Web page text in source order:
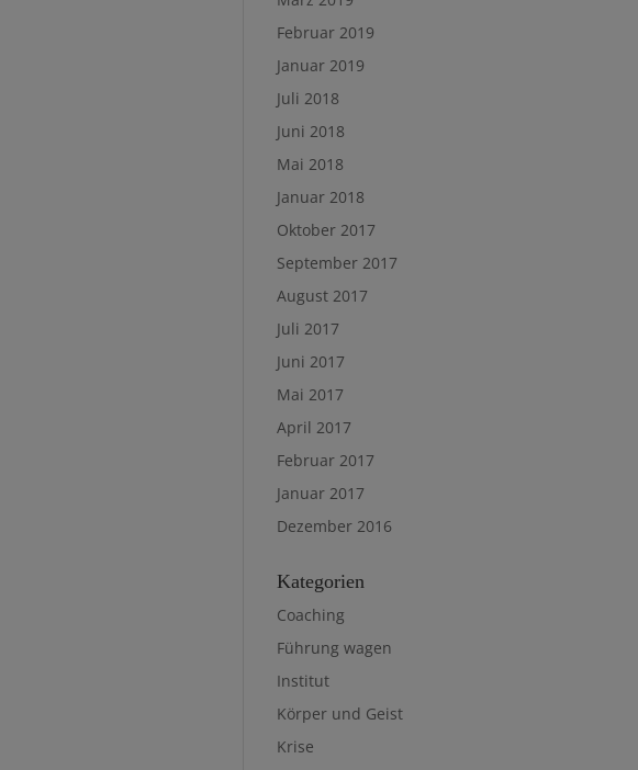
Februar 2019
Januar 2019
Juli 2018
Juni 2018
Mai 2018
Januar 2018
Oktober 2017
September 2017
August 2017
Juli 2017
Juni 2017
Mai 2017
April 2017
Februar 2017
Januar 2017
Dezember 2016
Kategorien
Coaching
Führung wagen
Institut
Körper und Geist
Krise